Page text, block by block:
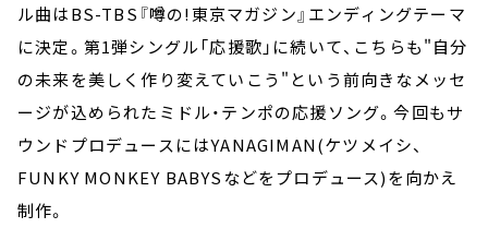
ル曲はBS-TBS『噂の!東京マガジン』エンディングテーマ
に決定。第1弾シングル「応援歌」に続いて、こちらも"自分
の未来を美しく作り変えていこう"という前向きなメッセ
ージが込められたミドル・テンポの応援ソング。今回もサ
ウンドプロデュースにはYANAGIMAN(ケツメイシ、
FUNKY MONKEY BABYSなどをプロデュース)を向かえ
制作。